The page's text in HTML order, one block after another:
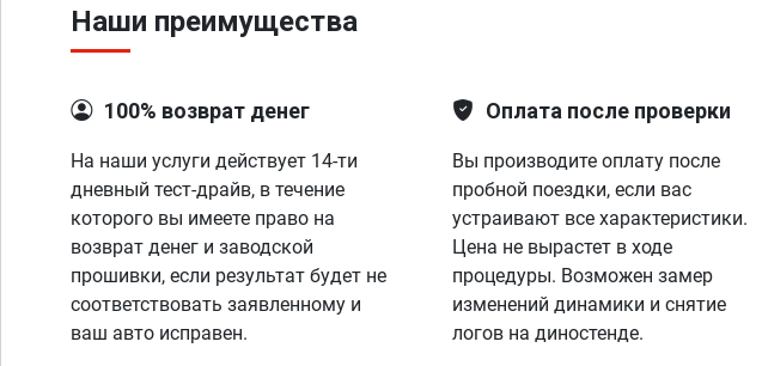
Наши преимущества
100% возврат денег
На наши услуги действует 14-ти
дневный тест-драйв, в течение
которого вы имеете право на
возврат денег и заводской
прошивки, если результат будет не
соответствовать заявленному и
ваш авто исправен.
Оплата после проверки
Вы производите оплату после
пробной поездки, если вас
устраивают все характеристики.
Цена не вырастет в ходе
процедуры. Возможен замер
изменений динамики и снятие
логов на диностенде.